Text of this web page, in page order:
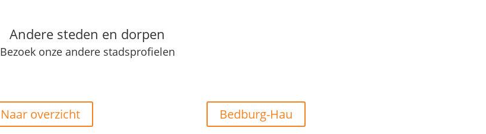
Andere steden en dorpen
Bezoek onze andere stadsprofielen
Naar overzicht Bedburg-Hau